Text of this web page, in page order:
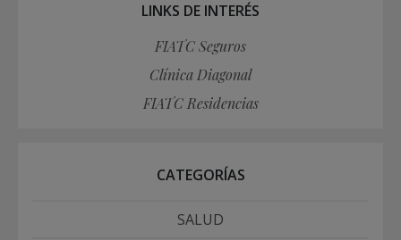
LINKS DE INTERÉS
FIATC Seguros
Clínica Diagonal
FIATC Residencias
CATEGORÍAS
SALUD